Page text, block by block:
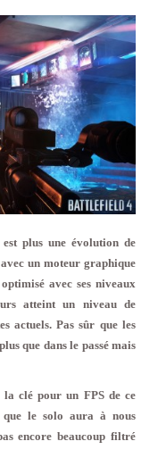
plus une évolution de
un moteur graphique
avec ses niveaux
atteint un niveau de
actuels. Pas sûr que les
que dans le passé mais
clé pour un FPS de ce
que le solo aura à nous
encore beaucoup filtré